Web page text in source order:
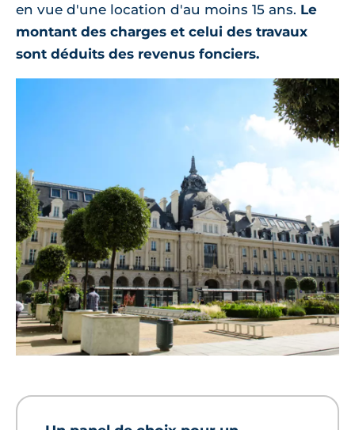
en vue d'une location d'au moins 15 ans. Le
montant des charges et celui des travaux
sont déduits des revenus fonciers.